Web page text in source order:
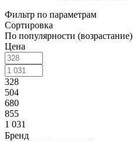
Фильтр по параметрам
Сортировка
По популярности (возрастание)
Цена
328
504
680
855
1 031
Бренд